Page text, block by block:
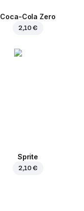
Coca-Cola Zero
2,10 €
Sprite
2,10 €